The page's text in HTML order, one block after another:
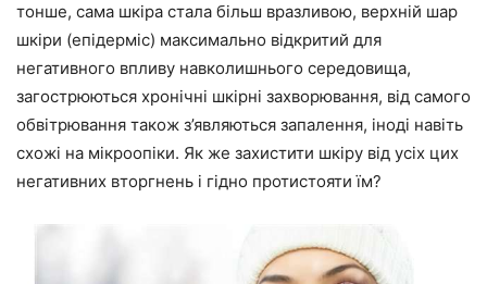
тонше, сама шкіра стала більш вразливою, верхній шар
шкіри (епідерміс) максимально відкритий для
негативного впливу навколишнього середовища,
загострюються хронічні шкірні захворювання, від самого
обвітрювання також з’являються запалення, іноді навіть
схожі на мікроопіки. Як же захистити шкіру від усіх цих
негативних вторгнень і гідно протистояти їм?